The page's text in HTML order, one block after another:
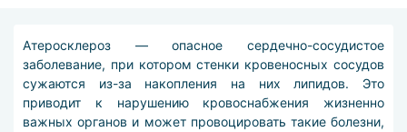
Атеросклероз — опасное сердечно-сосудистое
заболевание, при котором стенки кровеносных сосудов
сужаются из-за накопления на них липидов. Это
приводит к нарушению кровоснабжения жизненно
важных органов и может провоцировать такие болезни,